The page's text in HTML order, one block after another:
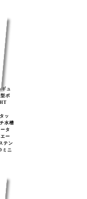
ュ
ボ
ッ
水槽
タ
ー
テン
ミニ